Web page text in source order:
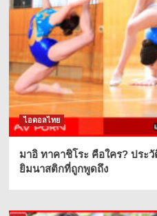
ไอดอลไทย
มาอิ ทาคาชิโระ คือใคร? ประ
ยิมนาสติกที่ถูกพูดถึง